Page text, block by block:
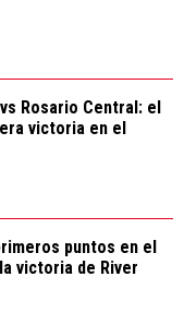
Rosario Central: el
victoria en el
puntos en el
victoria de River